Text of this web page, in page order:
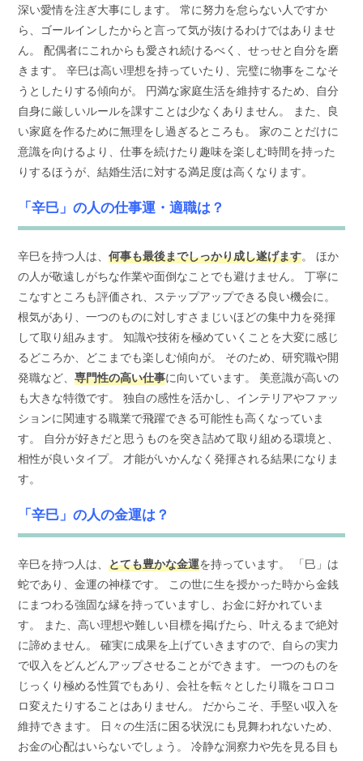
深い愛情を注ぎ大事にします。 常に努力を怠らない人ですか
ら、ゴールインしたからと言って気が抜けるわけではありませ
ん。 配偶者にこれからも愛され続けるべく、せっせと自分を磨
きます。 辛巳は高い理想を持っていたり、完璧に物事をこなそ
うとしたりする傾向が。 円満な家庭生活を維持するため、自分
自身に厳しいルールを課すことは少なくありません。 また、良
い家庭を作るために無理をし過ぎるところも。 家のことだけに
意識を向けるより、仕事を続けたり趣味を楽しむ時間を持った
りするほうが、結婚生活に対する満足度は高くなります。
「辛巳」の人の仕事運・適職は？
辛巳を持つ人は、何事も最後までしっかり成し遂げます。 ほか
の人が敬遠しがちな作業や面倒なことでも避けません。 丁寧に
こなすところも評価され、ステップアップできる良い機会に。
根気があり、一つのものに対しすさまじいほどの集中力を発揮
して取り組みます。 知識や技術を極めていくことを大変に感じ
るどころか、どこまでも楽しむ傾向が。 そのため、研究職や開
発職など、専門性の高い仕事に向いています。 美意識が高いの
も大きな特徴です。 独自の感性を活かし、インテリアやファッ
ションに関連する職業で飛躍できる可能性も高くなっていま
す。 自分が好きだと思うものを突き詰めて取り組める環境と、
相性が良いタイプ。 才能がいかんなく発揮される結果になりま
す。
「辛巳」の人の金運は？
辛巳を持つ人は、とても豊かな金運を持っています。 「巳」は
蛇であり、金運の神様です。 この世に生を授かった時から金銭
にまつわる強固な縁を持っていますし、お金に好かれていま
す。 また、高い理想や難しい目標を掲げたら、叶えるまで絶対
に諦めません。 確実に成果を上げていきますので、自らの実力
で収入をどんどんアップさせることができます。 一つのものを
じっくり極める性質でもあり、会社を転々としたり職をコロコ
ロ変えたりすることはありません。 だからこそ、手堅い収入を
維持できます。 日々の生活に困る状況にも見舞われないため、
お金の心配はいらないでしょう。 冷静な洞察力や先を見る目も